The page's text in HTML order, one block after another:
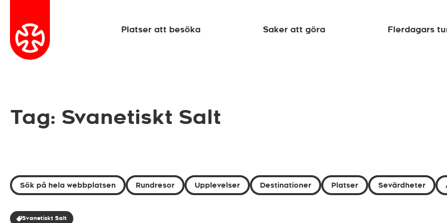
Platser att besöka Saker att göra Flerdagars
Tag: Svanetiskt Salt
Sök på hela webbplatsen Rundresor Upplevelser Destinationer Platser Sevärdheter
Svanetiskt Salt